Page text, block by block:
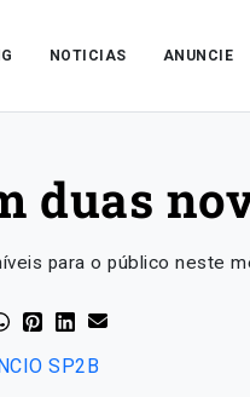
NOTICIAS ANUNCIE
duas
para o público neste